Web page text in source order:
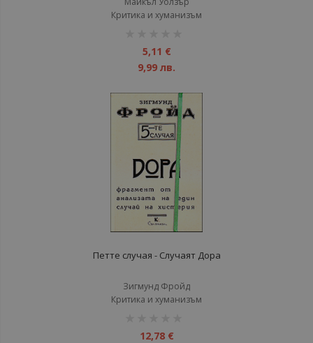
Критика и хуманизъм
5,11 €
9,99 лв.
Петте случая - Случаят Дора
Зигмунд Фройд
Критика и хуманизъм
12,78 €